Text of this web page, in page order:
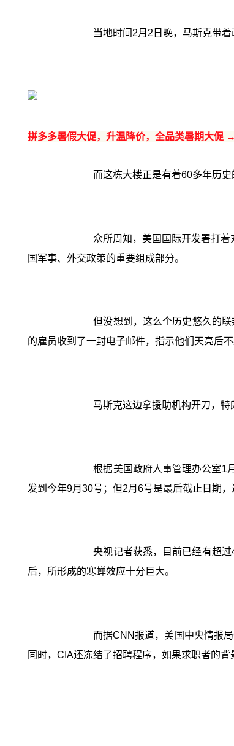
当地时间2月2日晚，马斯克带
拼多多暑假大促，升温降价，全品类暑期大促 →
而这栋大楼正是有着60多年历
众所周知，美国国际开发署打
国军事、外交政策的重要组成部分。
但没想到，这么个历史悠久的
的雇员收到了一封电子邮件，指示他们天亮后
马斯克这边拿援助机构开刀，特
根据美国政府人事管理办公室1
发到今年9月30号；但2月6号是最后截止日期，
央视记者获悉，目前已经有超
后，所形成的寒蝉效应十分巨大。
而据CNN报道，美国中央情报
同时，CIA还冻结了招聘程序，如果求职者的